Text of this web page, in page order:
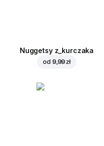
Nuggetsy z_kurczaka
od 9,99 zł